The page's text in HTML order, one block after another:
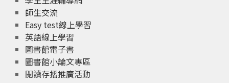
師生交流
Easy test線上學習
英語線上學習
圖書館電子書
圖書館小論文專區
閱讀存摺推廣活動